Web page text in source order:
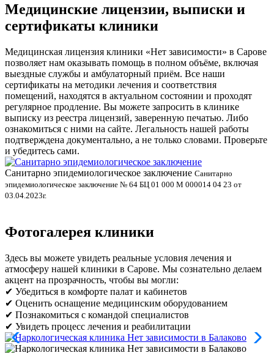
Медицинские лицензии, выписки и
сертификаты клиники
Медицинская лицензия клиники «Нет зависимости» в Сарове
позволяет нам оказывать помощь в полном объёме, включая
выездные службы и амбулаторный приём. Все наши
сертификаты на методики лечения и соответствия
помещений, находятся в актуальном состоянии и проходят
регулярное продление. Вы можете запросить в клинике
выписку из реестра лицензий, заверенную печатью. Либо
ознакомиться с ними на сайте. Легальность нашей работы
подтверждена документально, а не только словами. Проверьте
и убедитесь сами.
Санитарно эпидемиологическое заключение Санитарно
эпидемиологическое заключение № 64 БЦ 01 000 М 000014 04 23 от
03.04.2023г.
Фотогалерея клиники
Здесь вы можете увидеть реальные условия лечения и
атмосферу нашей клиники в Сарове. Мы сознательно делаем
акцент на прозрачность, чтобы вы могли:
✔ Убедиться в комфорте палат и кабинетов
✔ Оценить оснащение медицинским оборудованием
✔ Познакомиться с командой специалистов
✔ Увидеть процесс лечения и реабилитации